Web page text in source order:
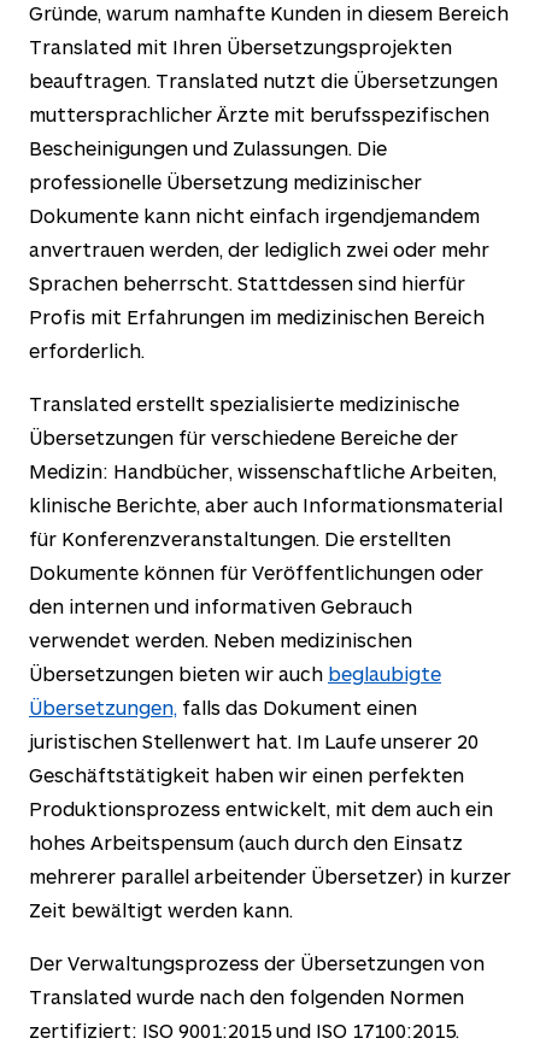
Gründe, warum namhafte Kunden in diesem Bereich
Translated mit Ihren Übersetzungsprojekten
beauftragen. Translated nutzt die Übersetzungen
muttersprachlicher Ärzte mit berufsspezifischen
Bescheinigungen und Zulassungen. Die
professionelle Übersetzung medizinischer
Dokumente kann nicht einfach irgendjemandem
anvertrauen werden, der lediglich zwei oder mehr
Sprachen beherrscht. Stattdessen sind hierfür
Profis mit Erfahrungen im medizinischen Bereich
erforderlich.
Translated erstellt spezialisierte medizinische
Übersetzungen für verschiedene Bereiche der
Medizin: Handbücher, wissenschaftliche Arbeiten,
klinische Berichte, aber auch Informationsmaterial
für Konferenzveranstaltungen. Die erstellten
Dokumente können für Veröffentlichungen oder
den internen und informativen Gebrauch
verwendet werden. Neben medizinischen
Übersetzungen bieten wir auch beglaubigte
Übersetzungen, falls das Dokument einen
juristischen Stellenwert hat. Im Laufe unserer 20
Geschäftstätigkeit haben wir einen perfekten
Produktionsprozess entwickelt, mit dem auch ein
hohes Arbeitspensum (auch durch den Einsatz
mehrerer parallel arbeitender Übersetzer) in kurzer
Zeit bewältigt werden kann.
Der Verwaltungsprozess der Übersetzungen von
Translated wurde nach den folgenden Normen
zertifiziert: ISO 9001:2015 und ISO 17100:2015.